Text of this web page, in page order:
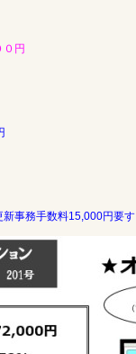
円
事務手数料15,000円要す